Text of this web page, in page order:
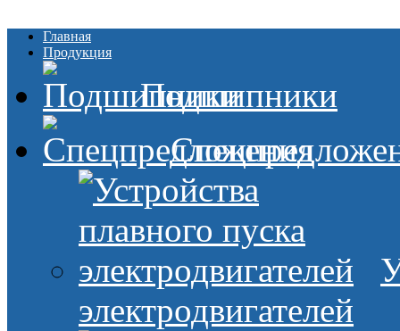
Главная
Продукция
Подшипники
электродвигателей